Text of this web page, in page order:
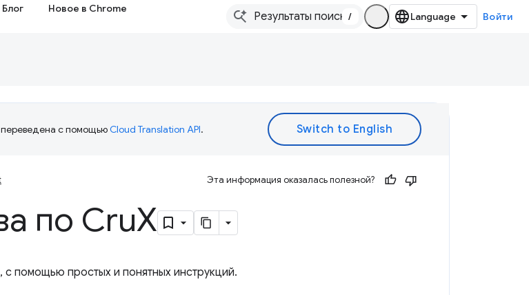
Блог Новое в Chrome
/ Войти
с помощьюCloud Translation API.
Эта информация оказалась полезной?
по CruX
с помощью простых и понятных инструкций.